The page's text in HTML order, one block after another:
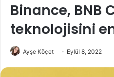
Binance, BNB
teknolojisini
Ayşe Köçet Eylül 8, 2022